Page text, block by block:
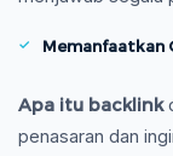
Memanfaatkan
Apa itu backlink
penasaran dan